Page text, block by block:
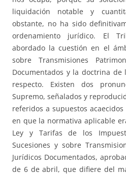
liquidación notable y
obstante, no ha sido
ordenamiento jurídico. El
abordado la cuestión en el
sobre Transmisiones
Documentados y la doctrina de
respecto. Existen dos
Supremo, señalados y
referidos a supuestos
en que la normativa aplicable
Ley y Tarifas de los
Sucesiones y sobre
Jurídicos Documentados,
de 6 de abril, que difiere del